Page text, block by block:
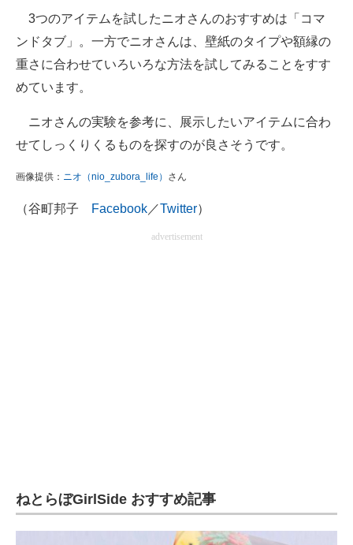
3つのアイテムを試したニオさんのおすすめは「コマ
ンドタブ」。一方でニオさんは、壁紙のタイプや額縁の
重さに合わせていろいろな方法を試してみることをすす
めています。
ニオさんの実験を参考に、展示したいアイテムに合わ
せてしっくりくるものを探すのが良さそうです。
画像提供： ニオ（nio_zubora_life） さん
（谷町邦子 Facebook ／Twitter）
advertisement
ねとらぼGirlSide おすすめ記事